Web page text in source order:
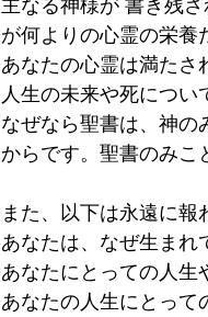
が何よりの心霊の栄養
あなたの心霊は満たさ
人生の未来や死につ
なぜなら聖書は、神の
からです。聖書のみこ
また、以下は永遠に報
あなたは、なぜ生まれ
あなたにとっての人生
あなたの人生にとって